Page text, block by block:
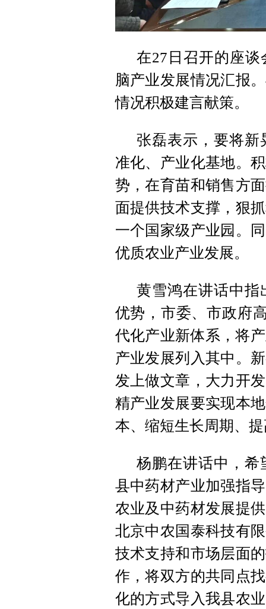
在27日召开的座
脑产业发展情况汇报
情况积极建言献策。
张磊表示，要将新
准化、产业化基地。
势，在育苗和销售方
面提供技术支撑，狠
一个国家级产业园。
优质农业产业发展。
黄雪鸿在讲话中指
优势，市委、市政府
代化产业新体系，将
产业发展列入其中。
发上做文章，大力开
精产业发展要实现本
本、缩短生长周期、
杨鹏在讲话中，希
县中药材产业加强指
农业及中药材发展提
北京中农国泰科技有
技术支持和市场层面
作，将双方的共同点
化的方式导入我县农